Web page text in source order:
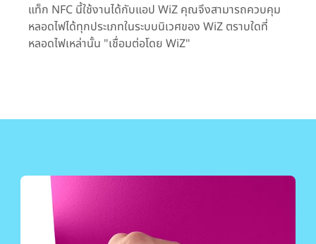
แท็ก NFC นี้ใช้งานได้กับแอป WiZ คุณจึงสามารถควบคุม
หลอดไฟได้ทุกประเภทในระบบนิเวศของ WiZ ตราบใดที่
หลอดไฟเหล่านั้น "เชื่อมต่อโดย WiZ"